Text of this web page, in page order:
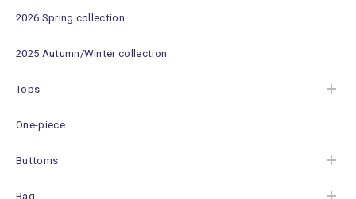
2026 Spring collection
2025 Autumn/Winter collection
Tops
One-piece
Buttoms
Bag